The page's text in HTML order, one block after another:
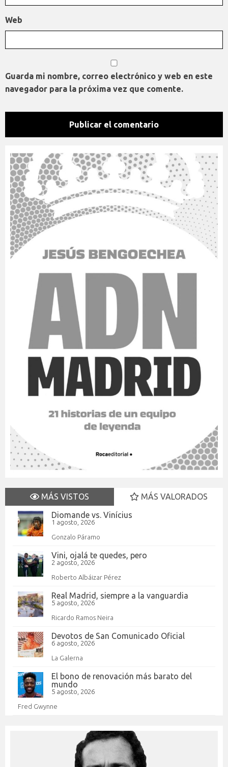
Web
Guarda mi nombre, correo electrónico y web en este
navegador para la próxima vez que comente.
MÁS VISTOS
MÁS VALORADOS
Diomande vs. Vinícius
1 agosto, 2026
Gonzalo Páramo
Vini, ojalá te quedes, pero
2 agosto, 2026
Roberto Albáizar Pérez
Real Madrid, siempre a la vanguardia
5 agosto, 2026
Ricardo Ramos Neira
Devotos de San Comunicado Oficial
6 agosto, 2026
La Galerna
El bono de renovación más barato del
mundo
5 agosto, 2026
Fred Gwynne